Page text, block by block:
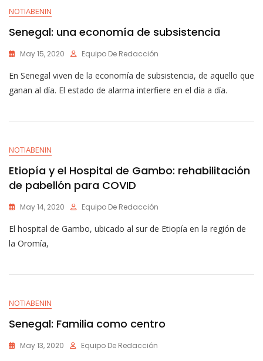
NOTIABENIN
Senegal: una economía de subsistencia
May 15, 2020 Equipo De Redacción
En Senegal viven de la economía de subsistencia, de aquello que
ganan al día. El estado de alarma interfiere en el día a día.
NOTIABENIN
Etiopía y el Hospital de Gambo: rehabilitación
de pabellón para COVID
May 14, 2020 Equipo De Redacción
El hospital de Gambo, ubicado al sur de Etiopía en la región de
la Oromía,
NOTIABENIN
Senegal: Familia como centro
May 13, 2020 Equipo De Redacción